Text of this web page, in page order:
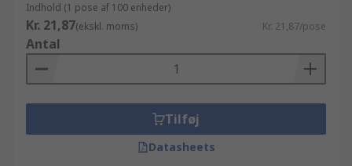
Indhold (1 pose af 100 enheder)
Kr. 21,87(ekskl. moms) Kr. 21,87/pose
Antal
Tilføj
Datasheets